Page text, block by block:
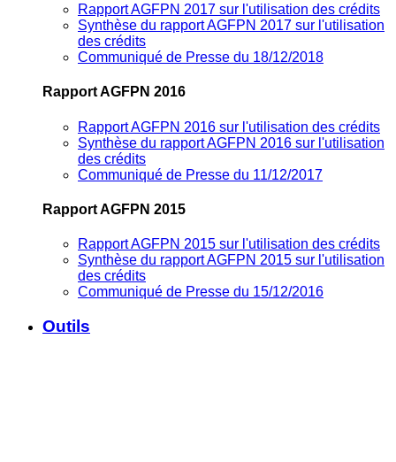
Rapport AGFPN 2017 sur l'utilisation des crédits
Synthèse du rapport AGFPN 2017 sur l'utilisation
des crédits
Communiqué de Presse du 18/12/2018
Rapport AGFPN 2016
Rapport AGFPN 2016 sur l'utilisation des crédits
Synthèse du rapport AGFPN 2016 sur l'utilisation
des crédits
Communiqué de Presse du 11/12/2017
Rapport AGFPN 2015
Rapport AGFPN 2015 sur l'utilisation des crédits
Synthèse du rapport AGFPN 2015 sur l'utilisation
des crédits
Communiqué de Presse du 15/12/2016
Outils